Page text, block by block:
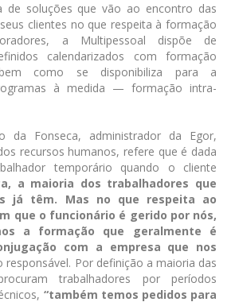
de soluções que vão ao encontro das
clientes no que respeita à formação
a Multipessoal dispõe de
calendarizados com formação
bem como se disponibiliza para a
à medida — formação intra-
da Fonseca, administrador da Egor,
recursos humanos, refere que é dada
temporário quando o cliente
a maioria dos trabalhadores que
já têm. Mas no que respeita ao
que o funcionário é gerido por nós,
a formação que geralmente é
com a empresa que nos
responsável. Por definição a maioria das
trabalhadores por períodos
“também temos pedidos para